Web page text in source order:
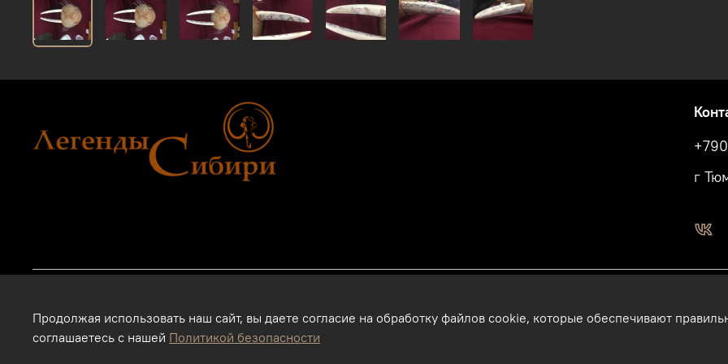
г
Магазин подарков и сувениров в Тюмени. Тюменские сувениры. Подарки и сувениры из кости, бивня мамонта в Тюмени. Бизнес-
Интернет-магазин. Использование фотографий, размещенных на данном сайте, на других ресурсах и пр., без разрешения
Продолжая использовать наш сайт, вы даете согласие на обработку файлов cookie, которые обеспечивают
соглашаетесь с нашей Политикой безопасности